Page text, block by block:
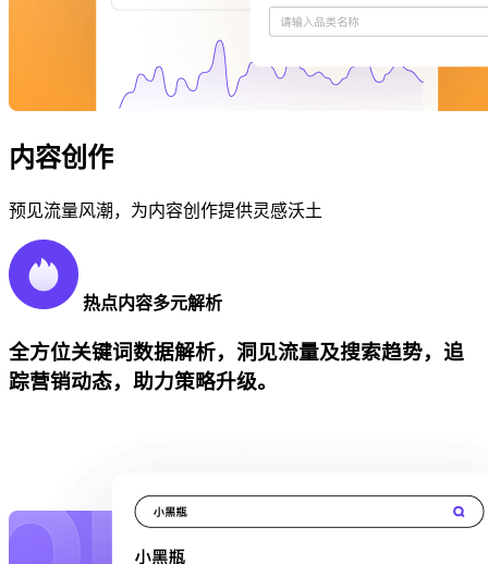
内容创作
预见流量风潮，为内容创作提供灵感沃土
热点内容多元解析
全方位关键词数据解析，洞见流量及搜索趋势，追
踪营销动态，助力策略升级。